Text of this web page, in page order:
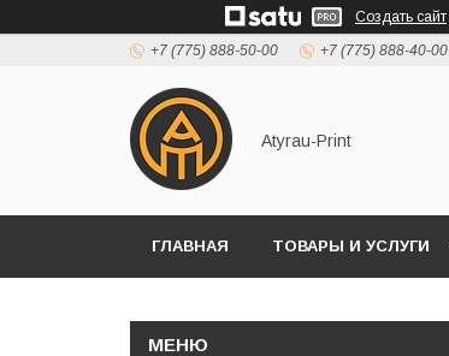
Создать сайт
+7 (775) 888-50-00 +7 (775) 888-40-00
Atyrau-Print
ГЛАВНАЯ ТОВАРЫ И УСЛУГИ